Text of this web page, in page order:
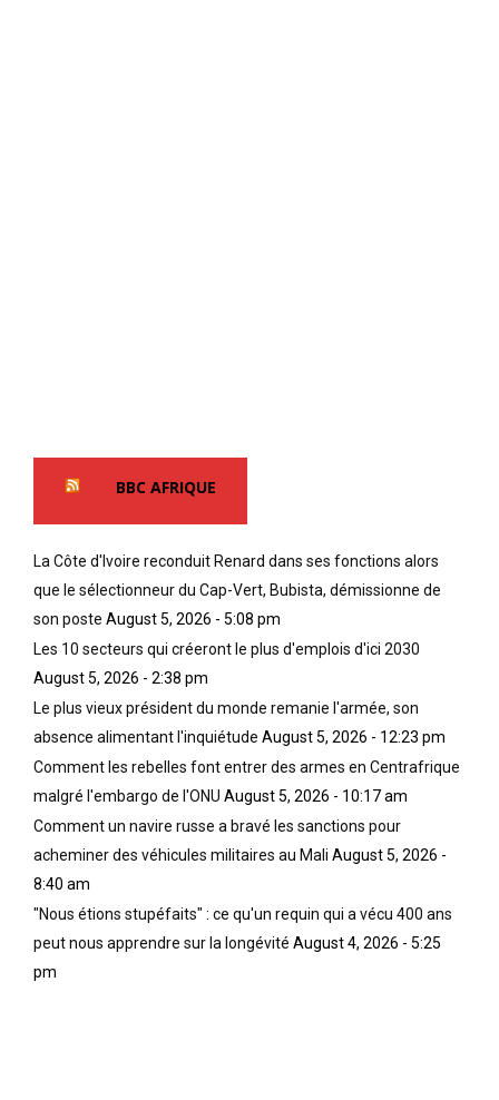
BBC AFRIQUE
La Côte d'Ivoire reconduit Renard dans ses fonctions alors
que le sélectionneur du Cap-Vert, Bubista, démissionne de
son poste August 5, 2026 - 5:08 pm
Les 10 secteurs qui créeront le plus d'emplois d'ici 2030
August 5, 2026 - 2:38 pm
Le plus vieux président du monde remanie l'armée, son
absence alimentant l'inquiétude August 5, 2026 - 12:23 pm
Comment les rebelles font entrer des armes en Centrafrique
malgré l'embargo de l'ONU August 5, 2026 - 10:17 am
Comment un navire russe a bravé les sanctions pour
acheminer des véhicules militaires au Mali August 5, 2026 -
8:40 am
"Nous étions stupéfaits" : ce qu'un requin qui a vécu 400 ans
peut nous apprendre sur la longévité August 4, 2026 - 5:25
pm